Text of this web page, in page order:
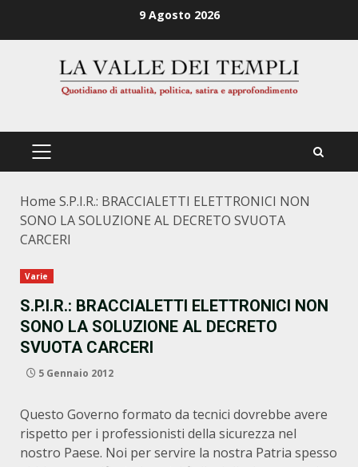
9 Agosto 2026
PRIMÄRES
Home S.P.I.R.: BRACCIALETTI ELETTRONICI NON
SONO LA SOLUZIONE AL DECRETO SVUOTA
CARCERI
Varie
S.P.I.R.: BRACCIALETTI ELETTRONICI NON
SONO LA SOLUZIONE AL DECRETO
SVUOTA CARCERI
5 Gennaio 2012
Questo Governo formato da tecnici dovrebbe avere
rispetto per i professionisti della sicurezza nel
nostro Paese. Noi per servire la nostra Patria spesso